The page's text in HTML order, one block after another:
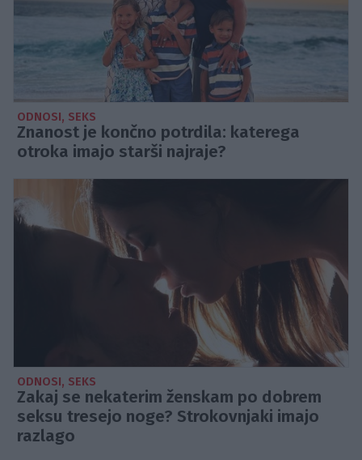
ODNOSI, SEKS
Znanost je končno potrdila: katerega
otroka imajo starši najraje?
ODNOSI, SEKS
Zakaj se nekaterim ženskam po dobrem
seksu tresejo noge? Strokovnjaki imajo
razlago